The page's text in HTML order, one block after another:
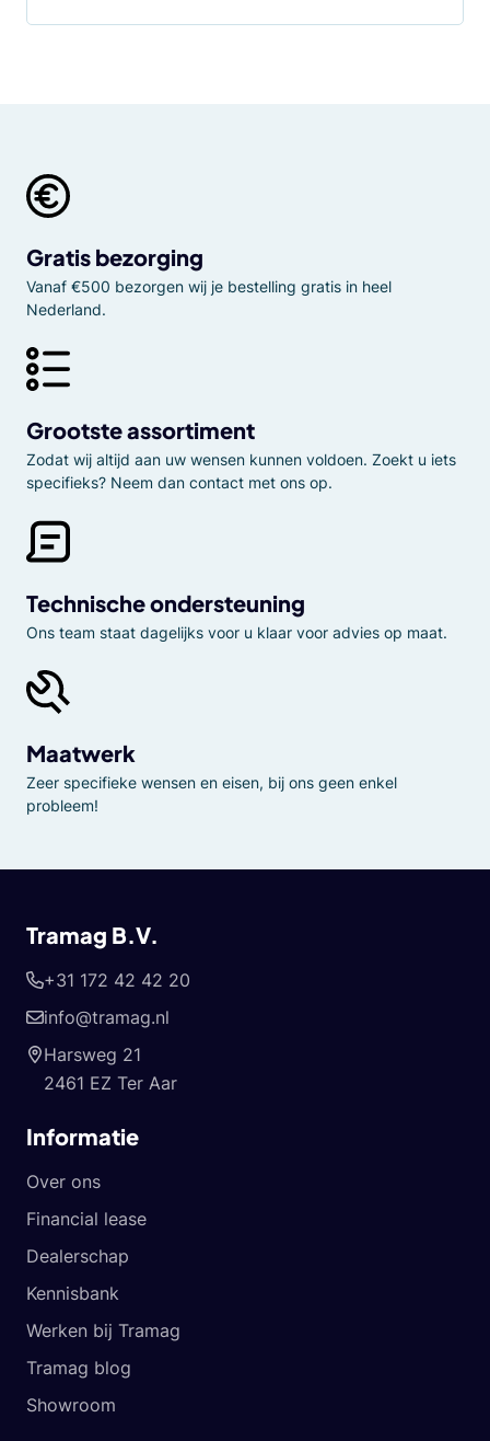
Gratis bezorging
Vanaf €500 bezorgen wij je bestelling gratis in heel
Nederland.
Grootste assortiment
Zodat wij altijd aan uw wensen kunnen voldoen. Zoekt u iets
specifieks? Neem dan contact met ons op.
Technische ondersteuning
Ons team staat dagelijks voor u klaar voor advies op maat.
Maatwerk
Zeer specifieke wensen en eisen, bij ons geen enkel
probleem!
Tramag B.V.
+31 172 42 42 20
info@tramag.nl
Harsweg 21
2461 EZ Ter Aar
Informatie
Over ons
Financial lease
Dealerschap
Kennisbank
Werken bij Tramag
Tramag blog
Showroom